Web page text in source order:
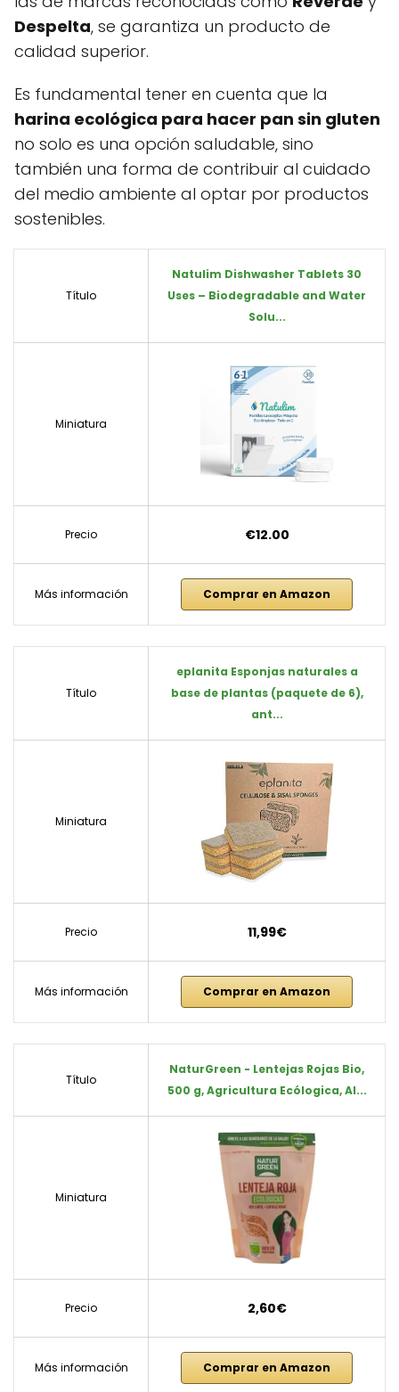
Despelta, se garantiza un producto de
calidad superior.
Es fundamental tener en cuenta que la
harina ecológica para hacer pan sin gluten
no solo es una opción saludable, sino
también una forma de contribuir al cuidado
del medio ambiente al optar por productos
sostenibles.
Título
Natulim Dishwasher Tablets 30
Uses – Biodegradable and Water
Solu...
Miniatura
Precio €12.00
Más información Comprar en Amazon
Título
eplanita Esponjas naturales a
base de plantas (paquete de 6),
ant...
Miniatura
Precio 11,99€
Más información Comprar en Amazon
Título
NaturGreen - Lentejas Rojas Bio,
500 g, Agricultura Ecólogica, Al...
Miniatura
Precio 2,60€
Más información Comprar en Amazon